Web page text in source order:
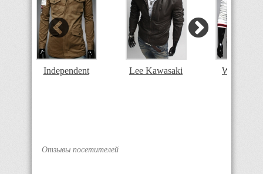
Independent Lee Kawasaki Warm
Отзывы посетителей